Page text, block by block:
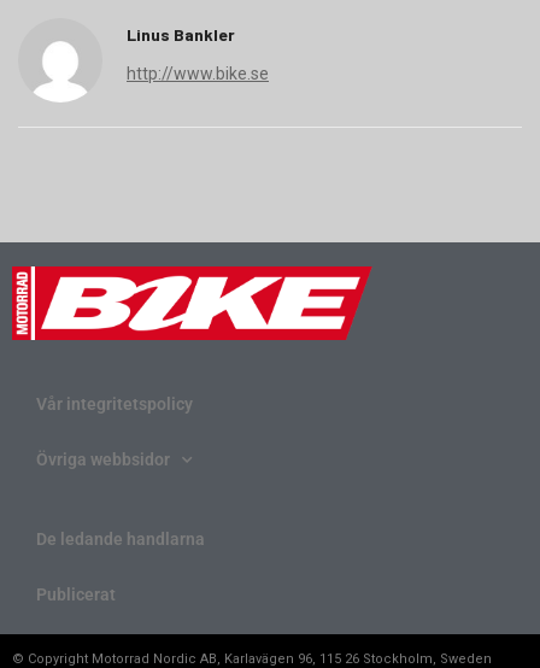
Linus Bankler
http://www.bike.se
Vår integritetspolicy
Övriga webbsidor
De ledande handlarna
Publicerat
© Copyright Motorrad Nordic AB, Karlavägen 96, 115 26 Stockholm, Sweden